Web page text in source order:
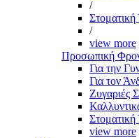
/
Στοματική
/
view more
Προσωπική
Για την
Για τον
Ζυγαριές
Στοματική
view more